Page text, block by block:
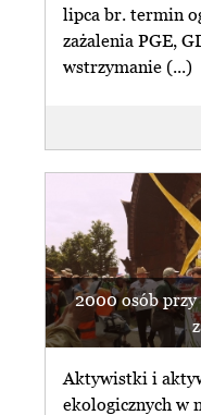
lipca br. termin
zażalenia PGE,
wstrzymanie (...)
2000 osób przy
Aktywistki i
ekologicznych w